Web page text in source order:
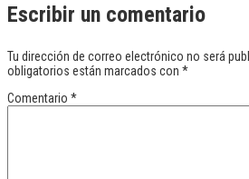
Escribir un comentario
Tu dirección de correo electrónico no será
obligatorios están marcados con *
Comentario *